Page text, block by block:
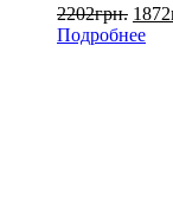
2202грн. 1872
Подробнее